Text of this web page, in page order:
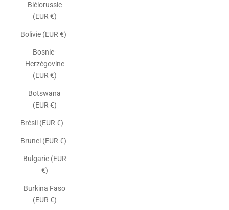
Biélorussie
(EUR €)
Bolivie (EUR €)
Bosnie-
Herzégovine
(EUR €)
Botswana
(EUR €)
Brésil (EUR €)
Brunei (EUR €)
Bulgarie (EUR
€)
Burkina Faso
(EUR €)